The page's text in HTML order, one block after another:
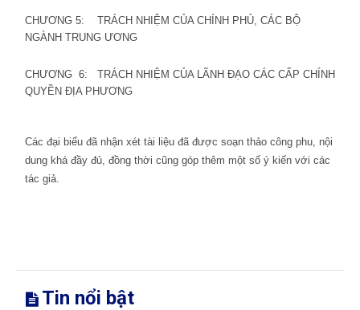
CHƯƠNG 5:
TRÁCH NHIỆM CỦA CHÍNH PHỦ, CÁC BỘ
NGÀNH TRUNG ƯƠNG
CHƯƠNG 6: TRÁCH NHIỆM CỦA LÃNH ĐẠO CÁC CẤP CHÍNH
QUYỀN ĐỊA PHƯƠNG
Các đại biểu đã nhận xét tài liệu đã được soạn thảo công phu, nội
dung khá đầy đủ, đồng thời cũng góp thêm một số ý kiến với các
tác giả.
Tin nổi bật